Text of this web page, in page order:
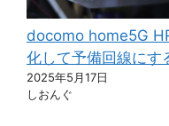
docomo home5G
化して予備回線にす
2025年5月17日
しおんぐ